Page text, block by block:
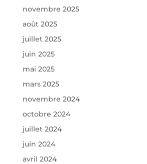
novembre 2025
août 2025
juillet 2025
juin 2025
mai 2025
mars 2025
novembre 2024
octobre 2024
juillet 2024
juin 2024
avril 2024